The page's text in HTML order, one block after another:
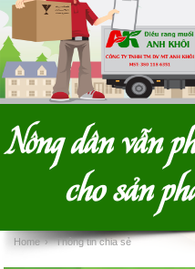
Nông dân vẫn
cho sản
Home › Thông tin chia sẻ